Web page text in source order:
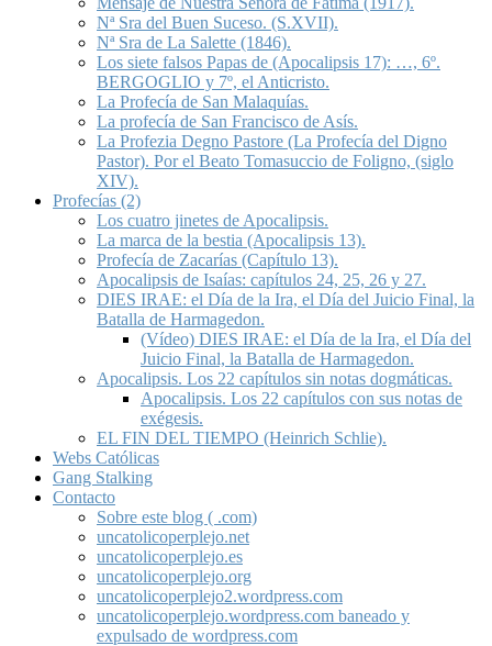
Nª Sra del Buen Suceso. (S.XVII).
Nª Sra de La Salette (1846).
Los siete falsos Papas de (Apocalipsis 17): …, 6º.
BERGOGLIO y 7º, el Anticristo.
La Profecía de San Malaquías.
La profecía de San Francisco de Asís.
La Profezia Degno Pastore (La Profecía del Digno
Pastor). Por el Beato Tomasuccio de Foligno, (siglo
XIV).
Profecías (2)
Los cuatro jinetes de Apocalipsis.
La marca de la bestia (Apocalipsis 13).
Profecía de Zacarías (Capítulo 13).
Apocalipsis de Isaías: capítulos 24, 25, 26 y 27.
DIES IRAE: el Día de la Ira, el Día del Juicio Final, la
Batalla de Harmagedon.
(Vídeo) DIES IRAE: el Día de la Ira, el Día del
Juicio Final, la Batalla de Harmagedon.
Apocalipsis. Los 22 capítulos sin notas dogmáticas.
Apocalipsis. Los 22 capítulos con sus notas de
exégesis.
EL FIN DEL TIEMPO (Heinrich Schlie).
Webs Católicas
Gang Stalking
Contacto
Sobre este blog ( .com)
uncatolicoperplejo.net
uncatolicoperplejo.es
uncatolicoperplejo.org
uncatolicoperplejo2.wordpress.com
uncatolicoperplejo.wordpress.com baneado y
expulsado de wordpress.com